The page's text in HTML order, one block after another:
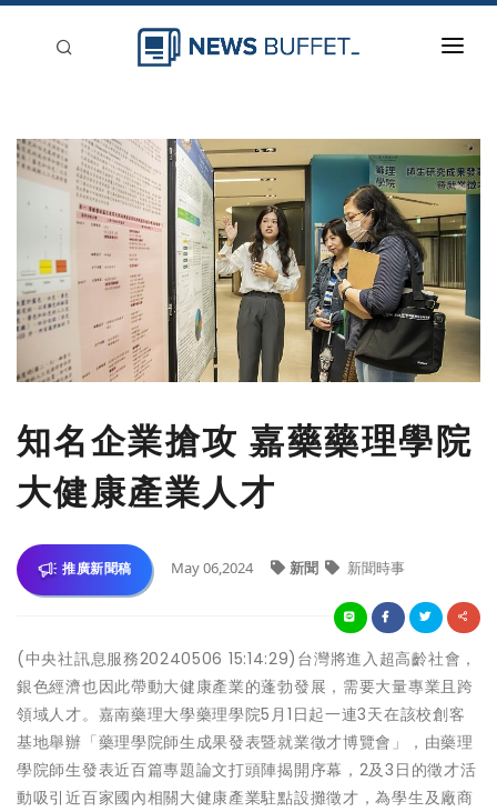
新聞稿分類
登入
知名企業搶攻 嘉藥藥理學院
大健康產業人才
推廣新聞稿 May 06,2024 新聞 新聞時事
(中央社訊息服務20240506 15:14:29)台灣將進入超高齡社會，
銀色經濟也因此帶動大健康產業的蓬勃發展，需要大量專業且跨
領域人才。嘉南藥理大學藥理學院5月1日起一連3天在該校創客
基地舉辦「藥理學院師生成果發表暨就業徵才博覽會」，由藥理
學院師生發表近百篇專題論文打頭陣揭開序幕，2及3日的徵才活
動吸引近百家國內相關大健康產業駐點設攤徵才，為學生及廠商